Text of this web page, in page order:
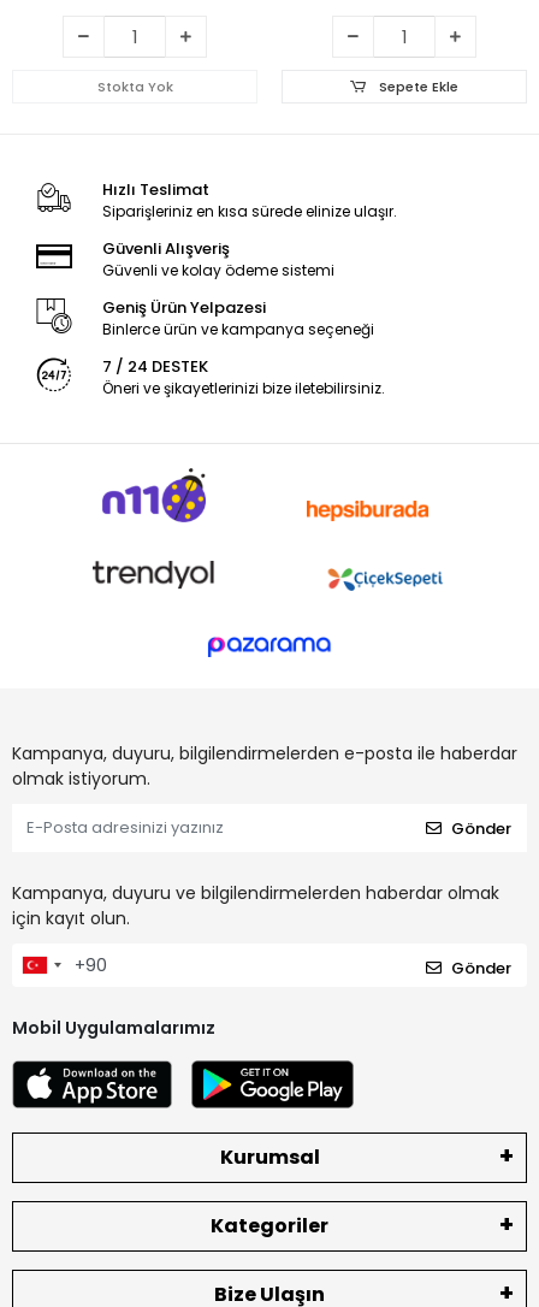
Stokta Yok Sepete Ekle
Hızlı Teslimat
Siparişleriniz en kısa sürede elinize ulaşır.
Güvenli Alışveriş
Güvenli ve kolay ödeme sistemi
Geniş Ürün Yelpazesi
Binlerce ürün ve kampanya seçeneği
7 / 24 DESTEK
Öneri ve şikayetlerinizi bize iletebilirsiniz.
Kampanya, duyuru, bilgilendirmelerden e-posta ile haberdar
olmak istiyorum.
Gönder
Kampanya, duyuru ve bilgilendirmelerden haberdar olmak
için kayıt olun.
Gönder
Mobil Uygulamalarımız
Kurumsal
Kategoriler
Bize Ulaşın